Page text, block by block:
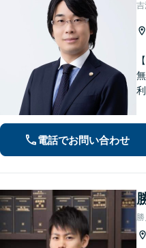
電話でお問い合わせ